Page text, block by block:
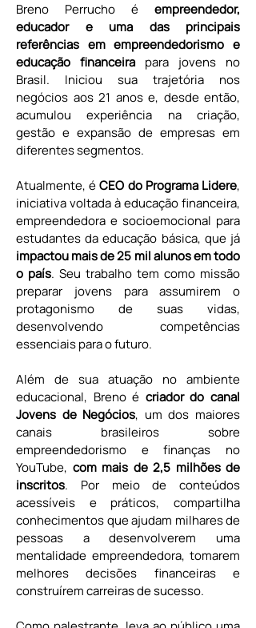
Breno Perrucho é empreendedor,
educador e uma das principais
referências em empreendedorismo e
educação financeira para jovens no
Brasil. Iniciou sua trajetória nos
negócios aos 21 anos e, desde então,
acumulou experiência na criação,
gestão e expansão de empresas em
diferentes segmentos.
Atualmente, é CEO do Programa Lidere,
iniciativa voltada à educação financeira,
empreendedora e socioemocional para
impactou mais de 25 mil alunos em todo
o país. Seu trabalho tem como missão
preparar jovens para assumirem o
protagonismo de suas vidas,
desenvolvendo competências
essenciais para o futuro.
Além de sua atuação no ambiente
educacional, Breno é criador do canal
Jovens de Negócios, um dos maiores
canais brasileiros sobre
empreendedorismo e finanças no
YouTube, com mais de 2,5 milhões de
inscritos. Por meio de conteúdos
acessíveis e práticos, compartilha
conhecimentos que ajudam milhares de
pessoas a desenvolverem uma
mentalidade empreendedora, tomarem
melhores decisões financeiras e
construírem carreiras de sucesso.